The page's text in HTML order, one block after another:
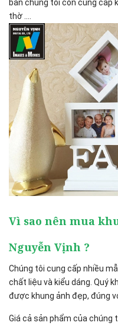
bàn chúng tôi còn cung cấp
thờ ....
Vì sao nên mua
Nguyễn Vịnh ?
Chúng tôi cung cấp nhiều
chất liệu và kiểu dáng. Quý
được khung ảnh đẹp, đúng
Giá cả sản phẩm của chúng